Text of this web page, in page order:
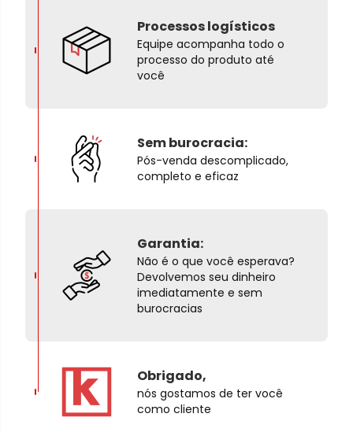
Processos logísticos
Equipe acompanha todo o
processo do produto até
você
Sem burocracia:
Pós-venda descomplicado,
completo e eficaz
Garantia:
Não é o que você esperava?
Devolvemos seu dinheiro
imediatamente e sem
burocracias
Obrigado,
nós gostamos de ter você
como cliente